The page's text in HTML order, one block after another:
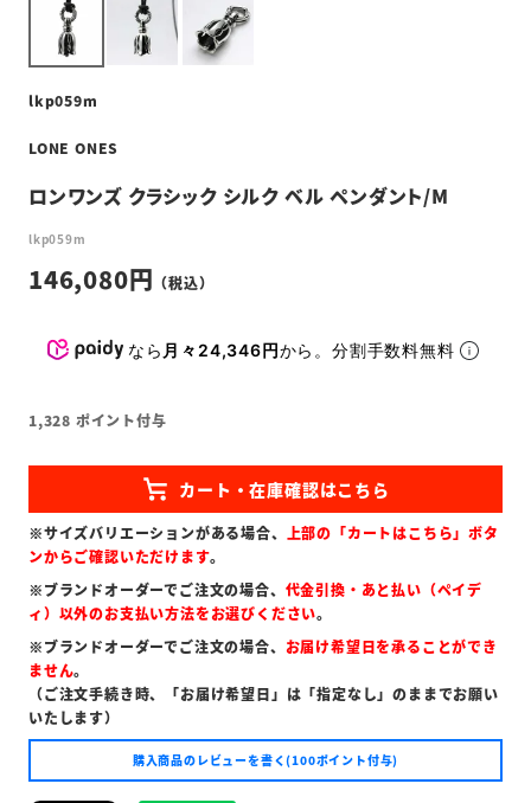
lkp059m
LONE ONES
ロンワンズ クラシック シルク ベル ペンダント/M
lkp059m
146,080
なら 月々24,346円から。分割手数料無料
1,328 ポイント付与
※サイズバリエーションがある場合、 上部の「カートはこちら」ボタ
ンからご確認いただけます。
※ブランドオーダーでご注文の場合、 代金引換・あと払い（ペイデ
ィ）以外のお支払い方法をお選びください。
※ブランドオーダーでご注文の場合、 お届け希望日を承ることができ
ません。
（ご注文手続き時、「お届け希望日」は「指定なし」のままでお願い
いたします）
購入商品のレビューを書く(100ポイント付与)